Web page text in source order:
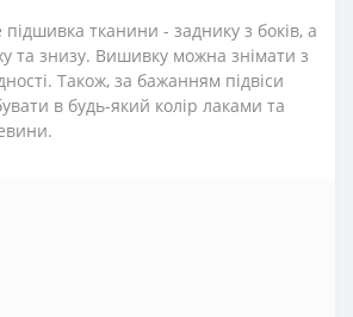
тканини - заднику з боків, а
та знизу. Вишивку можна знімати з
Також, за бажанням підвіси
в будь-який колір лаками та